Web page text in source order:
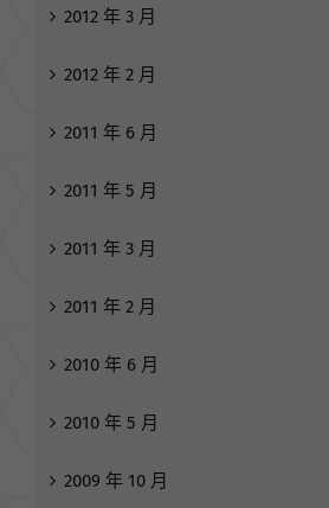
2012 年 5 月
2012 年 3 月
2012 年 2 月
2011 年 6 月
2011 年 5 月
2011 年 3 月
2011 年 2 月
2010 年 6 月
2010 年 5 月